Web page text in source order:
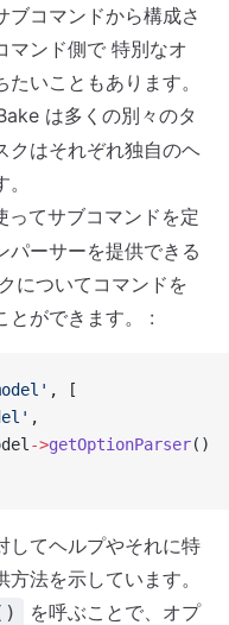
ブコマンドから構成さ
マンド側で 特別なオ
いこともあります。
は多くの別々のタ
クはそれぞれ独自のヘ
ってサブコマンドを定
パーサーを提供できる
についてコマンドを
とができます。 :
, [
,
->getOptionParser()
してヘルプやそれに特
法を示しています。
を呼ぶことで、オプ